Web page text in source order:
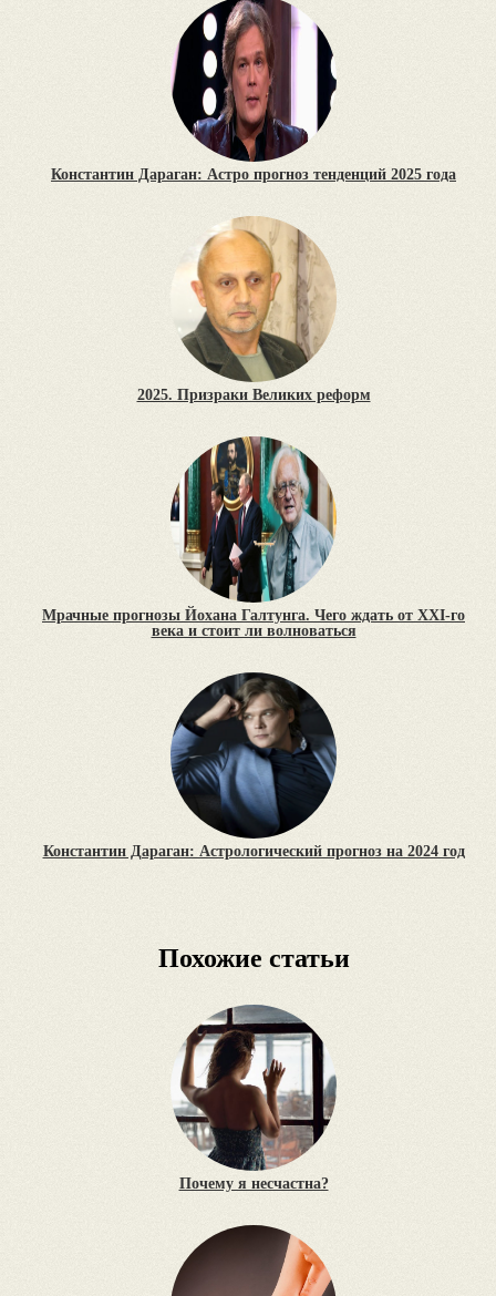
Константин Дараган: Астро прогноз тенденций 2025 года
2025. Призраки Великих реформ
Мрачные прогнозы Йохана Галтунга. Чего ждать от XXI-го
века и стоит ли волноваться
Константин Дараган: Астрологический прогноз на 2024 год
Похожие статьи
Почему я несчастна?